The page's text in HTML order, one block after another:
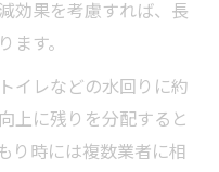
効果を考慮すれば、長
す。
イレなどの水回りに約
上に残りを分配すると
り時には複数業者に相